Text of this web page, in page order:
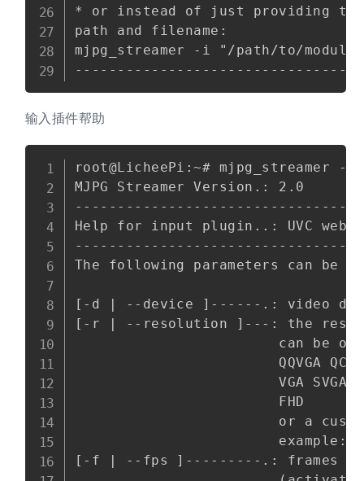
* or instead of just providing the
path and filename:
mjpg_streamer -i "/path/to/
输入插件帮助
root@LicheePi:~# mjpg_streamer
MJPG Streamer Version.: 2.0
Help for input plugin..: UVC
The following parameters can be
[-d | --device ]------.: video
[-r | --resolution ]---: the
can be
QQVGA
VGA SVGA
                        FHD
or a
example:
[-f | --fps ]---------.: frames per
Copy